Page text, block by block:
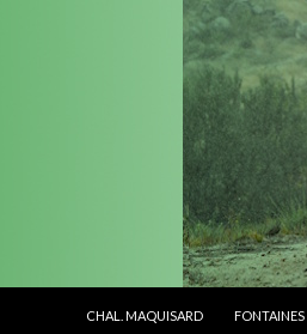
CHAL. MAQUISARD
FONTAINES